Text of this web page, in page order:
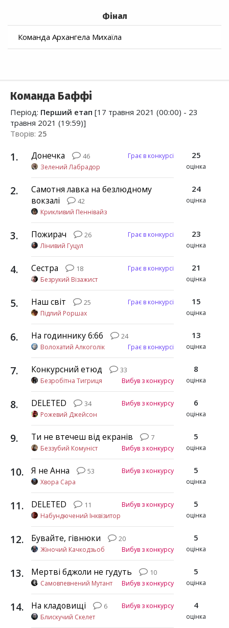
Фінал
Команда Архангела Михаїла
Команда Баффі
Період: Перший етап [17 травня 2021 (00:00) - 23
травня 2021 (19:59)]
Творів: 25
1. Донечка 46
Грає в конкурсі
Зелений Лабрадор
25
оцінка
2.
Самотня лавка на безлюдному
вокзалі
42
Крикливий Пеннівайз
24
оцінка
3. Пожирач 26
Грає в конкурсі
Лінивий Гуцул
23
оцінка
4. Сестра 18
Грає в конкурсі
Безрукий Візажист
21
оцінка
5. Наш світ 25
Грає в конкурсі
Підлий Роршах
15
оцінка
6. На годиннику 6:66
24
Грає в конкурсі
Волохатий Алкоголік
13
оцінка
7. Конкурсний етюд
33
Вибув з конкурсу
Безробітна Тигриця
8
оцінка
8. DELETED 34
Вибув з конкурсу
Рожевий Джейсон
6
оцінка
9. Ти не втечеш від екранів
7
Вибув з конкурсу
Беззубий Комуніст
5
оцінка
10. Я не Анна 53
Вибув з конкурсу
Хвора Сара
5
оцінка
11. DELETED 11
Вибув з конкурсу
Набундючений Інквізитор
5
оцінка
12. Бувайте, гівнюки
20
Вибув з конкурсу
Жіночий Качкодзьоб
5
оцінка
13. Мертві бджоли не гудуть
10
Вибув з конкурсу
Самовпевнений Мутант
5
оцінка
14. На кладовищі 6
Вибув з конкурсу
Блискучий Скелет
4
оцінка